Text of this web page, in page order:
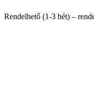
Rendelhető (1-3 hét) –